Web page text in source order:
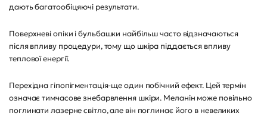
дають багатообіцяючі результати.
Поверхневі опіки і бульбашки найбільш часто відзначаються
після впливу процедури, тому що шкіра піддається впливу
теплової енергії.
Перехідна гіпопігментація-ще один побічний ефект. Цей термін
означає тимчасове знебарвлення шкіри. Меланін може повільно
поглинати лазерне світло, але він поглинає його в невеликих